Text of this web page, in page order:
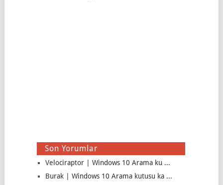
Son Yorumlar
Velociraptor | Windows 10 Arama ku ...
Burak | Windows 10 Arama kutusu ka ...